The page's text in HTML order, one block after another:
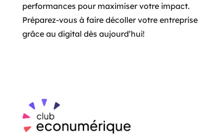
performances pour maximiser votre impact.
Préparez-vous à faire décoller votre entreprise
grâce au digital dès aujourd’hui!